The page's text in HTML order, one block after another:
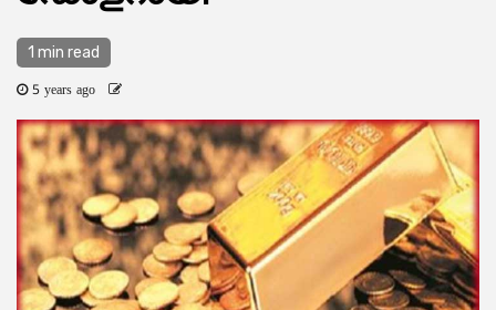
1 min read
5 years ago